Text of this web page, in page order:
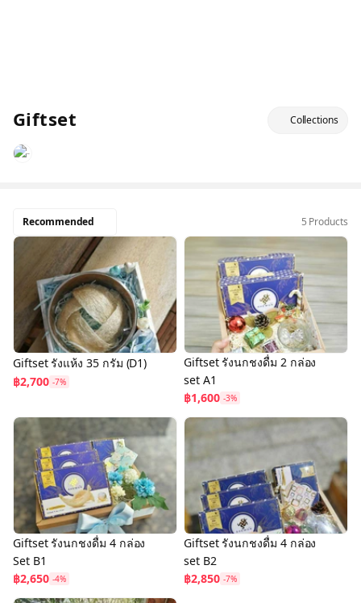
Giftset Collections
Recommended 5 Products
Giftset รังแห้ง 35 กรัม (D1)
฿2,700 -7%
Giftset รังนกชงดื่ม 2 กล่อง
set A1
฿1,600 -3%
Giftset รังนกชงดื่ม 4 กล่อง
Set B1
฿2,650 -4%
Giftset รังนกชงดื่ม 4 กล่อง
set B2
฿2,850 -7%